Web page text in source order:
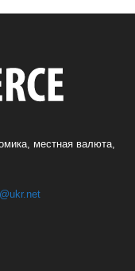
местная валюта,